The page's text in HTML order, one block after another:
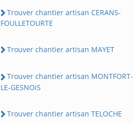
Trouver chantier artisan CERANS-
FOULLETOURTE
Trouver chantier artisan MAYET
Trouver chantier artisan MONTFORT-
LE-GESNOiS
Trouver chantier artisan TELOCHE